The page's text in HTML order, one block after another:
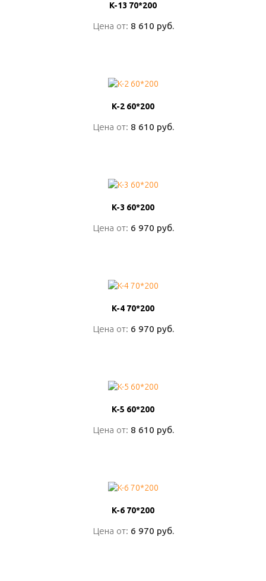
K-13 70*200
Цена от: 8 610 руб.
K-13 70*200
Цена от: 8 610 руб.
K-2 60*200
Цена от: 8 610 руб.
K-2 60*200
Цена от: 8 610 руб.
K-3 60*200
Цена от: 6 970 руб.
K-3 60*200
Цена от: 6 970 руб.
K-4 70*200
Цена от: 6 970 руб.
K-4 70*200
Цена от: 6 970 руб.
K-5 60*200
Цена от: 8 610 руб.
K-5 60*200
Цена от: 8 610 руб.
K-6 70*200
Цена от: 6 970 руб.
K-6 70*200
Цена от: 6 970 руб.